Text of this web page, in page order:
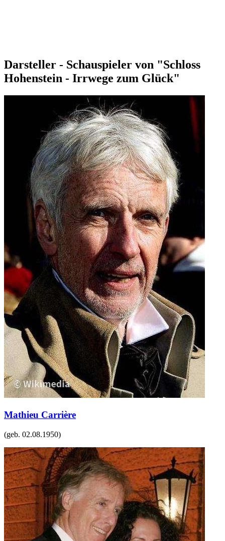
Darsteller - Schauspieler von "Schloss
Hohenstein - Irrwege zum Glück"
Mathieu Carrière
(geb. 02.08.1950)